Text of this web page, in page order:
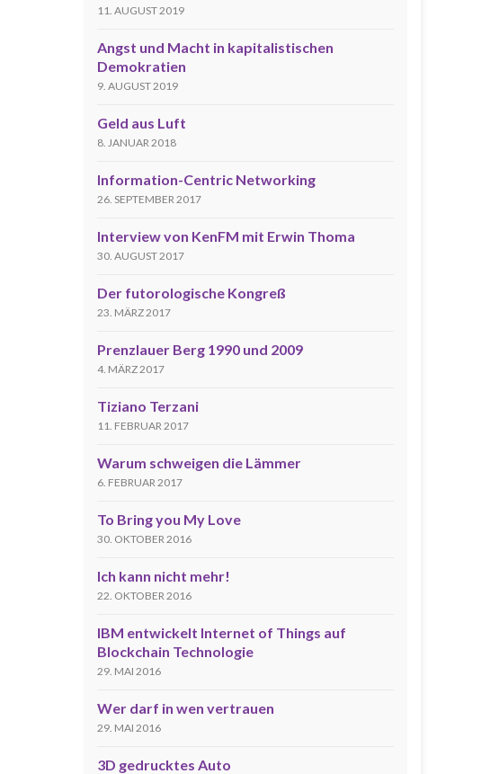
11. AUGUST 2019
Angst und Macht in kapitalistischen
Demokratien
9. AUGUST 2019
Geld aus Luft
8. JANUAR 2018
Information-Centric Networking
26. SEPTEMBER 2017
Interview von KenFM mit Erwin Thoma
30. AUGUST 2017
Der futorologische Kongreß
23. MÄRZ 2017
Prenzlauer Berg 1990 und 2009
4. MÄRZ 2017
Tiziano Terzani
11. FEBRUAR 2017
Warum schweigen die Lämmer
6. FEBRUAR 2017
To Bring you My Love
30. OKTOBER 2016
Ich kann nicht mehr!
22. OKTOBER 2016
IBM entwickelt Internet of Things auf
Blockchain Technologie
29. MAI 2016
Wer darf in wen vertrauen
29. MAI 2016
3D gedrucktes Auto